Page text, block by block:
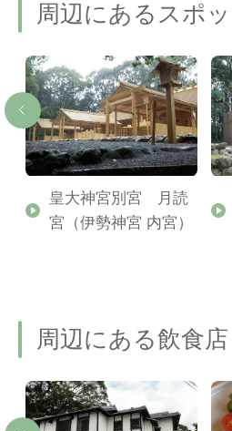
周辺にあるスポッ
皇大神宮別宮 月読
宮（伊勢神宮 内宮）
周辺にある飲食